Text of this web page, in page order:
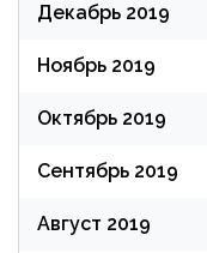
Декабрь 2019
Ноябрь 2019
Октябрь 2019
Сентябрь 2019
Август 2019